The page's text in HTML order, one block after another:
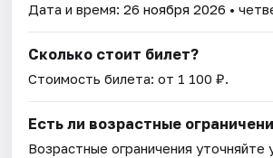
Дата и время:26 ноября 2026 •
Сколько стоит билет?
Стоимость билета: от 1 100 ₽.
Есть ли возрастные
Возрастные ограничения уточняйте